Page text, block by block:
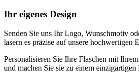
Ihr eigenes Design
Senden Sie uns Ihr Logo, Wunschmotiv
lasern es präzise auf unsere hochwertigen
Personalisieren Sie Ihre Flaschen mit
und machen Sie sie zu einem